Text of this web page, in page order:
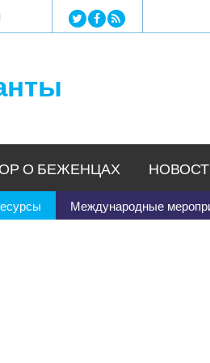
Jump to navigation
Международные
О БЕЖЕНЦАХ